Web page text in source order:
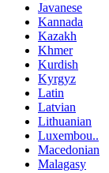
Javanese
Kannada
Kazakh
Khmer
Kurdish
Kyrgyz
Latin
Latvian
Lithuanian
Luxembou..
Macedonian
Malagasy